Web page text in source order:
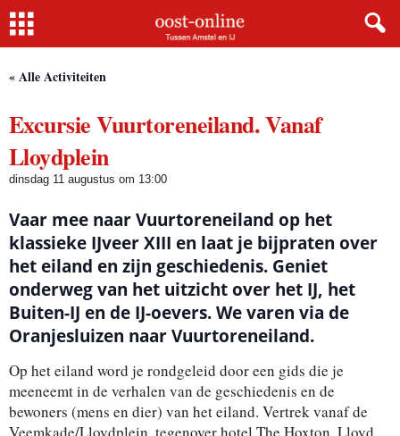
Home
« Alle Activiteiten
Excursie Vuurtoreneiland. Vanaf
Lloydplein
dinsdag 11 augustus om 13:00
Vaar mee naar Vuurtoreneiland op het
klassieke IJveer XIII en laat je bijpraten over
het eiland en zijn geschiedenis. Geniet
onderweg van het uitzicht over het IJ, het
Buiten-IJ en de IJ-oevers. We varen via de
Oranjesluizen naar Vuurtoreneiland.
Op het eiland word je rondgeleid door een gids die je
meeneemt in de verhalen van de geschiedenis en de
bewoners (mens en dier) van het eiland. Vertrek vanaf de